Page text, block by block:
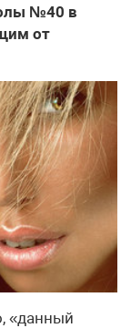
№40 в
от
«данный